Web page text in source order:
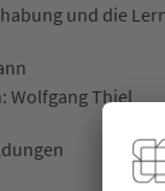
und die
Wolfgang Thiel